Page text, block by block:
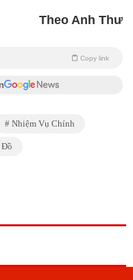
Theo Anh Thư
Copy link
Nhiệm Vụ Chính
Đồ